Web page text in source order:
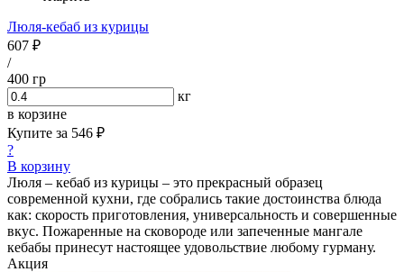
Люля-кебаб из курицы
607 ₽
/
400 гр
кг
в корзине
Купите за 546 ₽
?
В корзину
Люля – кебаб из курицы – это прекрасный образец
современной кухни, где собрались такие достоинства блюда
как: скорость приготовления, универсальность и совершенные
вкус. Пожаренные на сковороде или запеченные мангале
кебабы принесут настоящее удовольствие любому гурману.
Акция